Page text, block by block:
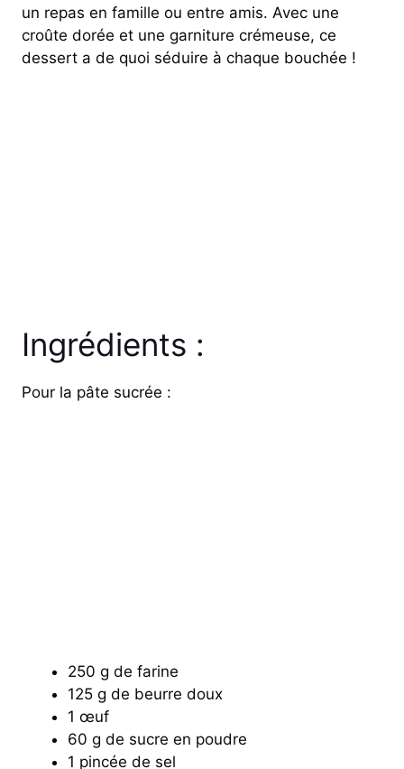
un repas en famille ou entre amis. Avec une
croûte dorée et une garniture crémeuse, ce
dessert a de quoi séduire à chaque bouchée !
Ingrédients :
Pour la pâte sucrée :
250 g de farine
125 g de beurre doux
1 œuf
60 g de sucre en poudre
1 pincée de sel